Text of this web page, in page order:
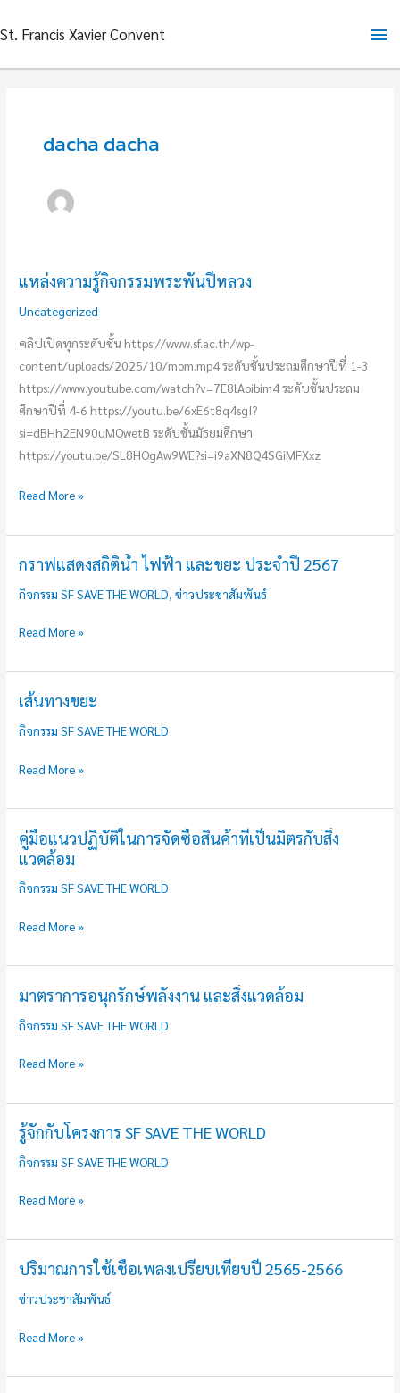
to
St. Francis Xavier Convent
dacha dacha
แหล่งความรู้กิจกรรมพระพันปีหลวง
Uncategorized
คลิปเปิดทุกระดับชั้น https://www.sf.ac.th/wp-
content/uploads/2025/10/mom.mp4 ระดับชั้นประถมศึกษาปีที่ 1-3
https://www.youtube.com/watch?v=7E8lAoibim4 ระดับชั้นประถม
ศึกษาปีที่ 4-6 https://youtu.be/6xE6t8q4sgI?
si=dBHh2EN90uMQwetB ระดับชั้นมัธยมศึกษา
https://youtu.be/SL8HOgAw9WE?si=i9aXN8Q4SGiMFXxz
แหล่ง
กิจกรรม
พระ
พันปี
หลวง
Read More »
กราฟแสดงสถิติน้ำ ไฟฟ้า และขยะ ประจำปี 2567
กิจกรรม SF SAVE THE WORLD,ข่าวประชาสัมพันธ์
กราฟ
แสดง
น้ำ
และ
ขยะ
2567
Read More »
เส้นทางขยะ
กิจกรรม SF SAVE THE WORLD
เส้น
ทาง
Read More »
คู่มือแนวปฏิบัติในการจัดซื้อสินค้าที่เป็นมิตรกับสิ่ง
แวดล้อม
กิจกรรม SF SAVE THE WORLD
คู่มือ
แนว
ปฏิบัติ
การ
ซื้อ
สินค้า
ที่
มิตร
สิ่ง
แวดล้อม
Read More »
มาตราการอนุกรักษ์พลังงาน และสิ่งแวดล้อม
กิจกรรม SF SAVE THE WORLD
มาตรา
การ
กรัก
พลังงาน
และ
Read More »
รู้จักกับโครงการ SF SAVE THE WORLD
กิจกรรม SF SAVE THE WORLD
รู้จัก
กับ
SF
THE
WORLD
Read More »
ปริมาณการใช้เชื้อเพลงเปรียบเทียบปี 2565-2566
ข่าวประชาสัมพันธ์
ปริมาณ
การ
เชื้อ
เปรียบ
Read More »